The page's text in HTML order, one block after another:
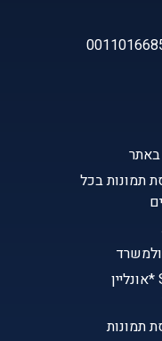
תמונות בכל
SALE *אונליין
תמונות